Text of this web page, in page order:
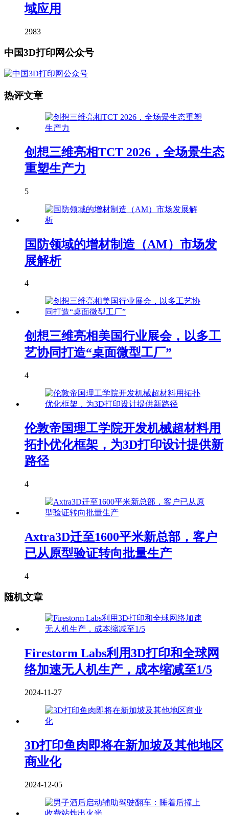
域应用
2983
中国3D打印网公众号
热评文章
创想三维亮相TCT 2026，全场景生态
重塑生产力
5
国防领域的增材制造（AM）市场发
展解析
4
创想三维亮相美国行业展会，以多工
艺协同打造“桌面微型工厂”
4
伦敦帝国理工学院开发机械超材料用
拓扑优化框架，为3D打印设计提供新
路径
4
Axtra3D迁至1600平米新总部，客户
已从原型验证转向批量生产
4
随机文章
Firestorm Labs利用3D打印和全球网
络加速无人机生产，成本缩减至1/5
2024-11-27
3D打印鱼肉即将在新加坡及其他地区
商业化
2024-12-05